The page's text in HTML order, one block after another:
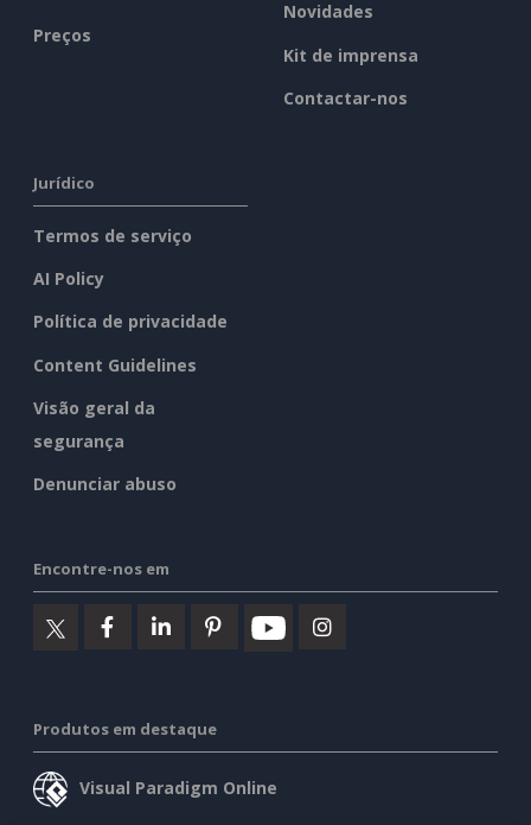
Preços
Novidades
Kit de imprensa
Contactar-nos
Jurídico
Termos de serviço
AI Policy
Política de privacidade
Content Guidelines
Visão geral da
segurança
Denunciar abuso
Encontre-nos em
Produtos em destaque
Visual Paradigm Online